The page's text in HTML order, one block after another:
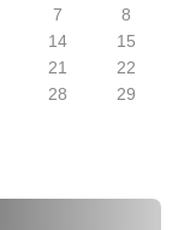
7
8
14
15
21
22
28
29